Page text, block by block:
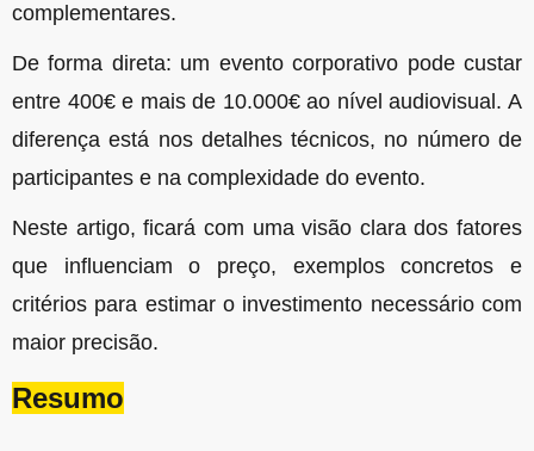
complementares.
De forma direta: um evento corporativo pode custar
entre 400€ e mais de 10.000€ ao nível audiovisual. A
diferença está nos detalhes técnicos, no número de
participantes e na complexidade do evento.
Neste artigo, ficará com uma visão clara dos fatores
que influenciam o preço, exemplos concretos e
critérios para estimar o investimento necessário com
maior precisão.
Resumo